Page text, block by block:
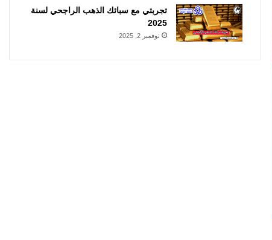
تجربتي مع سبائك الذهب الراجحي لسنة
2025
نوفمبر 2, 2025